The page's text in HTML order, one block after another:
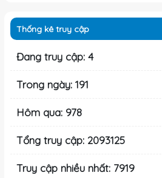
Thống kê truy cập
Đang truy cập: 4
Trong ngày: 191
Hôm qua: 978
Tổng truy cập: 2093125
Truy cập nhiều nhất: 7919